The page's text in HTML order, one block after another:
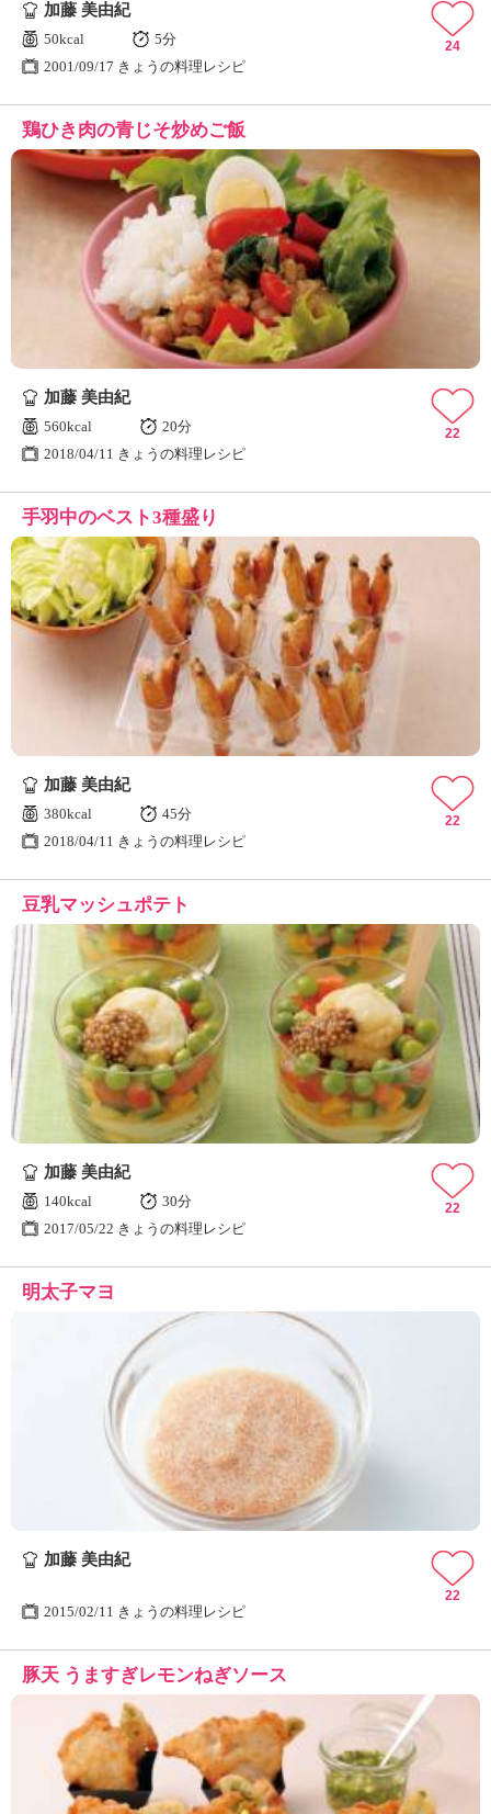
加藤 美由紀
50kcal
5分
2001/09/17 きょうの料理レシピ
24
鶏ひき肉の青じそ炒めご飯
加藤 美由紀
560kcal
20分
2018/04/11 きょうの料理レシピ
22
手羽中のベスト3種盛り
加藤 美由紀
380kcal
45分
2018/04/11 きょうの料理レシピ
22
豆乳マッシュポテト
加藤 美由紀
140kcal
30分
2017/05/22 きょうの料理レシピ
22
明太子マヨ
加藤 美由紀
2015/02/11 きょうの料理レシピ
22
豚天 うますぎレモンねぎソース